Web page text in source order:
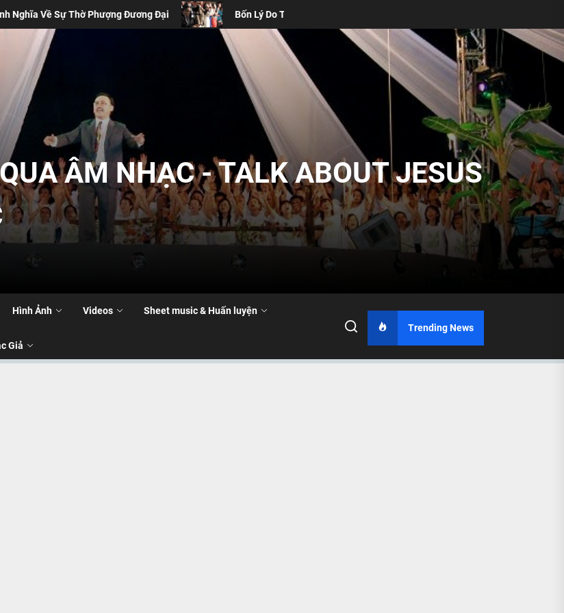
Thờ Phượng Đương Đại Bốn Lý Do Thánh Ca Truyền Thống Vẫn Cần Thiết Trong Buổi Thờ Phượng Của Bạn (Matt
ÂM NHẠC - TALK ABOUT JESUS
Hình Ảnh Videos Sheet music & Huấn luyện
Giả
Trending News